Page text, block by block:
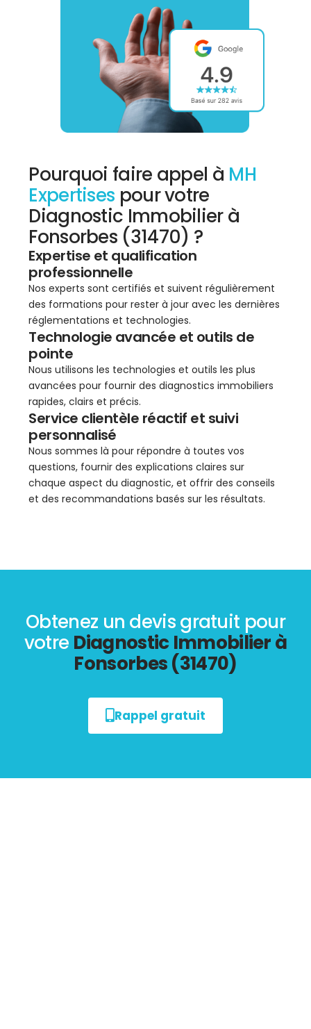
Pourquoi faire appel à MH
Expertises pour votre
Diagnostic Immobilier à
Fonsorbes (31470) ?
Expertise et qualification
professionnelle
Nos experts sont certifiés et suivent régulièrement
des formations pour rester à jour avec les dernières
réglementations et technologies.
Technologie avancée et outils de
pointe
Nous utilisons les technologies et outils les plus
avancées pour fournir des diagnostics immobiliers
rapides, clairs et précis.
Service clientèle réactif et suivi
personnalisé
Nous sommes là pour répondre à toutes vos
questions, fournir des explications claires sur
chaque aspect du diagnostic, et offrir des conseils
et des recommandations basés sur les résultats.
Obtenez un devis gratuit pour
votre Diagnostic Immobilier à
Fonsorbes (31470)
Rappel gratuit